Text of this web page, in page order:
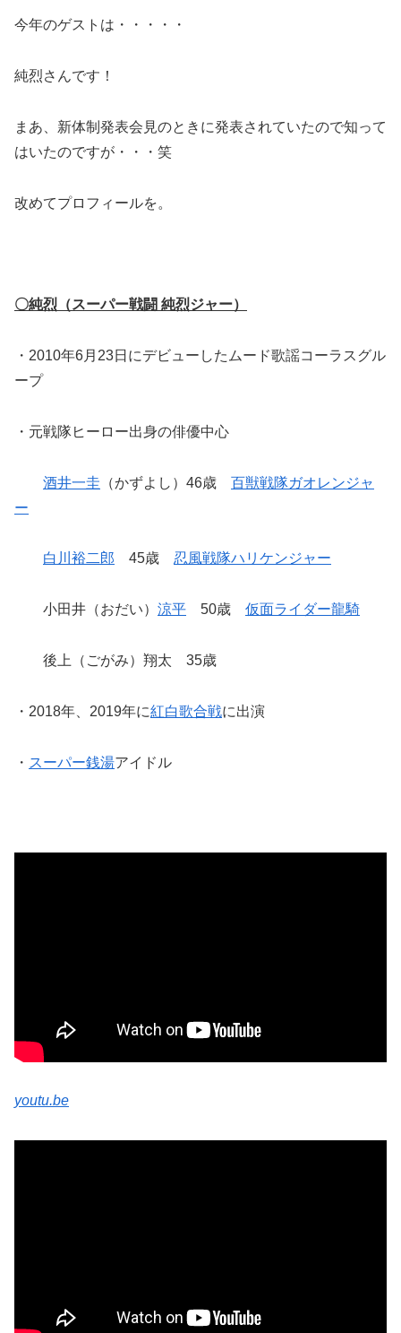
今年のゲストは・・・・・
純烈さんです！
まあ、新体制発表会見のときに発表されていたので知って
はいたのですが・・・笑
改めてプロフィールを。
〇純烈（スーパー戦闘 純烈ジャー）
・2010年6月23日にデビューしたムード歌謡コーラスグル
ープ
・元戦隊ヒーロー出身の俳優中心
酒井一圭 （かずよし）46歳 百獣戦隊ガオレンジャ
ー
白川裕二郎 45歳 忍風戦隊ハリケンジャー
小田井（おだい） 涼平 50歳 仮面ライダー龍騎
後上（ごがみ）翔太 35歳
・2018年、2019年に紅白歌合戦に出演
・ スーパー銭湯アイドル
youtu.be